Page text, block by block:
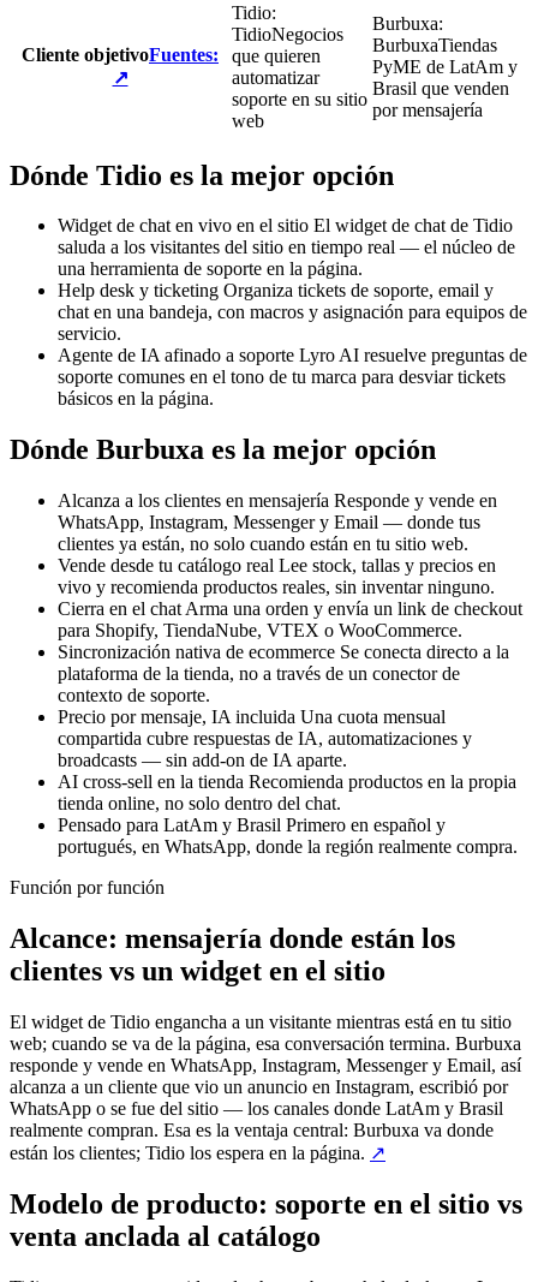
Cliente objetivoFuentes:
↗
Tidio:
TidioNegocios
que quieren
automatizar
soporte en su sitio
web
Burbuxa:
BurbuxaTiendas
PyME de LatAm y
Brasil que venden
por mensajería
Dónde Tidio es la mejor opción
Widget de chat en vivo en el sitio El widget de chat de Tidio
saluda a los visitantes del sitio en tiempo real — el núcleo de
una herramienta de soporte en la página.
Help desk y ticketing Organiza tickets de soporte, email y
chat en una bandeja, con macros y asignación para equipos de
servicio.
Agente de IA afinado a soporte Lyro AI resuelve preguntas de
soporte comunes en el tono de tu marca para desviar tickets
básicos en la página.
Dónde Burbuxa es la mejor opción
Alcanza a los clientes en mensajería Responde y vende en
WhatsApp, Instagram, Messenger y Email — donde tus
clientes ya están, no solo cuando están en tu sitio web.
Vende desde tu catálogo real Lee stock, tallas y precios en
vivo y recomienda productos reales, sin inventar ninguno.
Cierra en el chat Arma una orden y envía un link de checkout
para Shopify, TiendaNube, VTEX o WooCommerce.
Sincronización nativa de ecommerce Se conecta directo a la
plataforma de la tienda, no a través de un conector de
contexto de soporte.
Precio por mensaje, IA incluida Una cuota mensual
compartida cubre respuestas de IA, automatizaciones y
broadcasts — sin add-on de IA aparte.
AI cross-sell en la tienda Recomienda productos en la propia
tienda online, no solo dentro del chat.
Pensado para LatAm y Brasil Primero en español y
portugués, en WhatsApp, donde la región realmente compra.
Función por función
Alcance: mensajería donde están los
clientes vs un widget en el sitio
El widget de Tidio engancha a un visitante mientras está en tu sitio
web; cuando se va de la página, esa conversación termina. Burbuxa
responde y vende en WhatsApp, Instagram, Messenger y Email, así
alcanza a un cliente que vio un anuncio en Instagram, escribió por
WhatsApp o se fue del sitio — los canales donde LatAm y Brasil
realmente compran. Esa es la ventaja central: Burbuxa va donde
están los clientes; Tidio los espera en la página. ↗
Modelo de producto: soporte en el sitio vs
venta anclada al catálogo